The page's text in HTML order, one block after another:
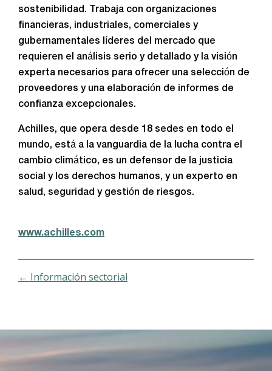
sostenibilidad. Trabaja con organizaciones
financieras, industriales, comerciales y
gubernamentales líderes del mercado que
requieren el análisis serio y detallado y la visión
experta necesarios para ofrecer una selección de
proveedores y una elaboración de informes de
confianza excepcionales.
Achilles, que opera desde 18 sedes en todo el
mundo, está a la vanguardia de la lucha contra el
cambio climático, es un defensor de la justicia
social y los derechos humanos, y un experto en
salud, seguridad y gestión de riesgos.
www.achilles.com
← Información sectorial